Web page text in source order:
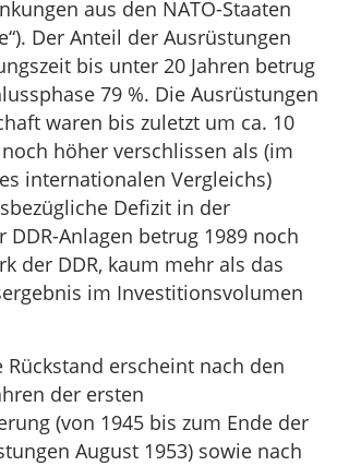
aus den NATO-Staaten
Der Anteil der Ausrüstungen
bis unter 20 Jahren betrug
79 %. Die Ausrüstungen
waren bis zuletzt um ca. 10
höher verschlissen als (im
internationalen Vergleichs)
Defizit in der
DDR-Anlagen betrug 1989 noch
der DDR, kaum mehr als das
im Investitionsvolumen
Rückstand erscheint nach den
der ersten
(von 1945 bis zum Ende der
August 1953) sowie nach